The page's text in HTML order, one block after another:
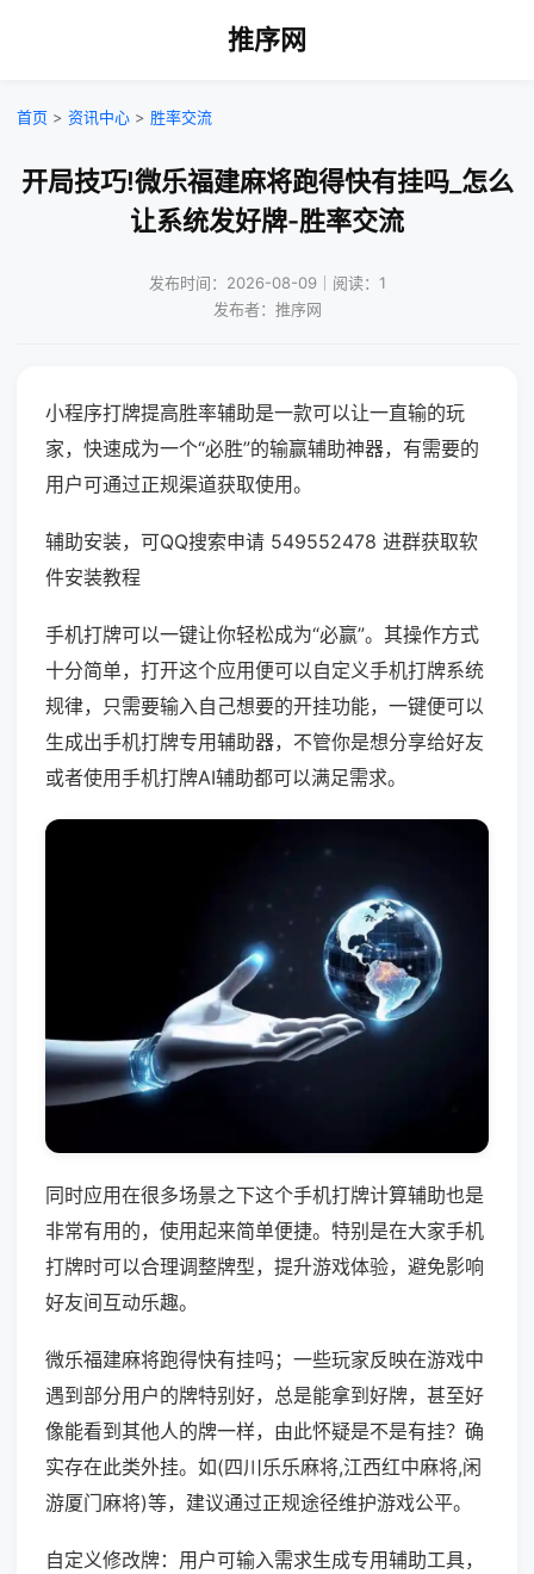
推序网
首页 > 资讯中心 > 胜率交流
开局技巧!微乐福建麻将跑得快有挂吗_怎么
让系统发好牌-胜率交流
发布时间：2026-08-09｜阅读：1
发布者：推序网
小程序打牌提高胜率辅助是一款可以让一直输的玩
家，快速成为一个“必胜”的输赢辅助神器，有需要的
用户可通过正规渠道获取使用。
辅助安装，可QQ搜索申请 549552478 进群获取软
件安装教程
手机打牌可以一键让你轻松成为“必赢”。其操作方式
十分简单，打开这个应用便可以自定义手机打牌系统
规律，只需要输入自己想要的开挂功能，一键便可以
生成出手机打牌专用辅助器，不管你是想分享给好友
或者使用手机打牌AI辅助都可以满足需求。
同时应用在很多场景之下这个手机打牌计算辅助也是
非常有用的，使用起来简单便捷。特别是在大家手机
打牌时可以合理调整牌型，提升游戏体验，避免影响
好友间互动乐趣。
微乐福建麻将跑得快有挂吗；一些玩家反映在游戏中
遇到部分用户的牌特别好，总是能拿到好牌，甚至好
像能看到其他人的牌一样，由此怀疑是不是有挂？确
实存在此类外挂。如(四川乐乐麻将,江西红中麻将,闲
游厦门麻将)等，建议通过正规途径维护游戏公平。
自定义修改牌：用户可输入需求生成专用辅助工具，